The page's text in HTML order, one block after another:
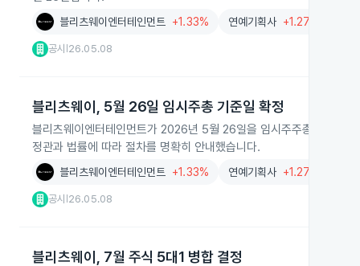
블리츠웨이엔터테인먼트 +1.33% 연예기획사 +1.27%
공시 26.05.08
블리츠웨이, 5월 26일 임시주총 기준일 확정
블리츠웨이엔터테인먼트가 2026년 5월 26일을 임시주주총회 권리
정관과 법률에 따라 절차를 명확히 안내했습니다.
블리츠웨이엔터테인먼트 +1.33% 연예기획사 +1.27%
공시 26.05.08
블리츠웨이, 7월 주식 5대1 병합 결정